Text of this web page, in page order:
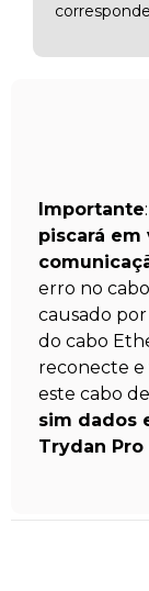
Importante
piscará
erro no
causado
do cabo
reconecte e
este cabo
sim dados
Trydan Pro